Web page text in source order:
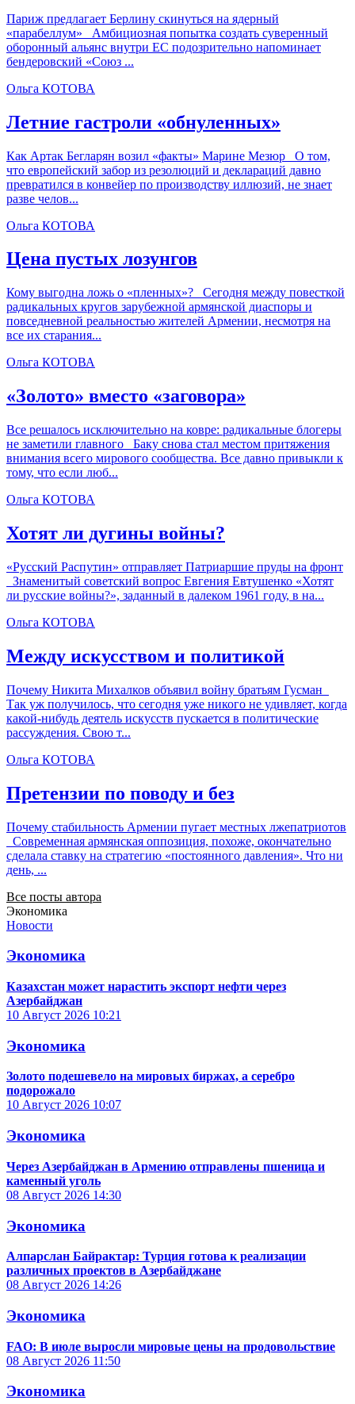
Париж предлагает Берлину скинуться на ядерный
«парабеллум» Амбициозная попытка создать суверенный
оборонный альянс внутри ЕС подозрительно напоминает
бендеровский «Союз ...
Ольга КОТОВА
Летние гастроли «обнуленных»
Как Артак Бегларян возил «факты» Марине Мезюр О том,
что европейский забор из резолюций и деклараций давно
превратился в конвейер по производству иллюзий, не знает
разве челов...
Ольга КОТОВА
Цена пустых лозунгов
Кому выгодна ложь о «пленных»? Сегодня между повесткой
радикальных кругов зарубежной армянской диаспоры и
повседневной реальностью жителей Армении, несмотря на
все их старания...
Ольга КОТОВА
«Золото» вместо «заговора»
Все решалось исключительно на ковре: радикальные блогеры
не заметили главного Баку снова стал местом притяжения
внимания всего мирового сообщества. Все давно привыкли к
тому, что если люб...
Ольга КОТОВА
Хотят ли дугины войны?
«Русский Распутин» отправляет Патриаршие пруды на фронт
Знаменитый советский вопрос Евгения Евтушенко «Хотят
ли русские войны?», заданный в далеком 1961 году, в на...
Ольга КОТОВА
Между искусством и политикой
Почему Никита Михалков объявил войну братьям Гусман
Так уж получилось, что сегодня уже никого не удивляет, когда
какой-нибудь деятель искусств пускается в политические
рассуждения. Свою т...
Ольга КОТОВА
Претензии по поводу и без
Почему стабильность Армении пугает местных лжепатриотов
Современная армянская оппозиция, похоже, окончательно
сделала ставку на стратегию «постоянного давления». Что ни
день, ...
Все посты автора
Экономика
Новости
Экономика
Казахстан может нарастить экспорт нефти через
Азербайджан
10 Август 2026 10:21
Экономика
Золото подешевело на мировых биржах, а серебро
подорожало
10 Август 2026 10:07
Экономика
Через Азербайджан в Армению отправлены пшеница и
каменный уголь
08 Август 2026 14:30
Экономика
Алпарслан Байрактар: Турция готова к реализации
различных проектов в Азербайджане
08 Август 2026 14:26
Экономика
FAO: В июле выросли мировые цены на продовольствие
08 Август 2026 11:50
Экономика